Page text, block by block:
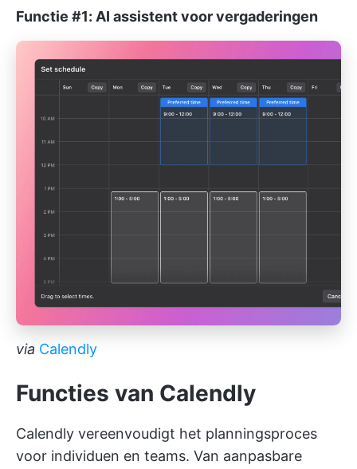
Functie #1: AI assistent voor vergaderingen
via Calendly
Functies van Calendly
Calendly vereenvoudigt het planningsproces
voor individuen en teams. Van aanpasbare